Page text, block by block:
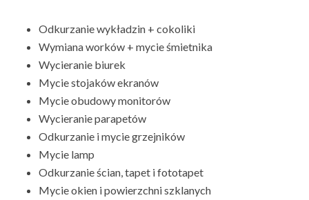
Odkurzanie wykładzin + cokoliki
Wymiana worków + mycie śmietnika
Wycieranie biurek
Mycie stojaków ekranów
Mycie obudowy monitorów
Wycieranie parapetów
Odkurzanie i mycie grzejników
Mycie lamp
Odkurzanie ścian, tapet i fototapet
Mycie okien i powierzchni szklanych